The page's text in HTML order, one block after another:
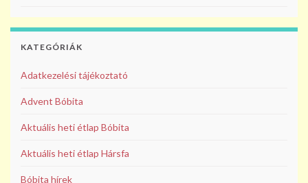
KATEGÓRIÁK
Adatkezelési tájékoztató
Advent Bóbita
Aktuális heti étlap Bóbita
Aktuális heti étlap Hársfa
Bóbita hírek